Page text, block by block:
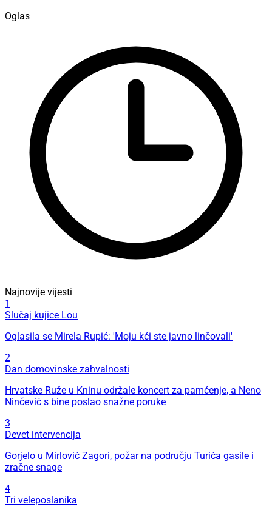
Oglas
Najnovije vijesti
1
Slučaj kujice Lou
Oglasila se Mirela Rupić: 'Moju kći ste javno linčovali'
2
Dan domovinske zahvalnosti
Hrvatske Ruže u Kninu održale koncert za pamćenje, a Neno
Ninčević s bine poslao snažne poruke
3
Devet intervencija
Gorjelo u Mirlović Zagori, požar na području Turića gasile i
zračne snage
4
Tri veleposlanika